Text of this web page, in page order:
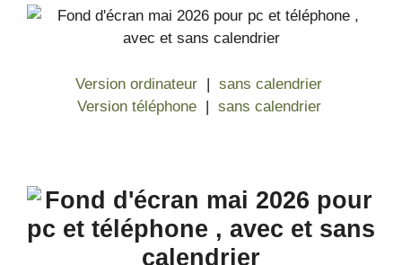
Version ordinateur | sans calendrier
Version téléphone| sans calendrier